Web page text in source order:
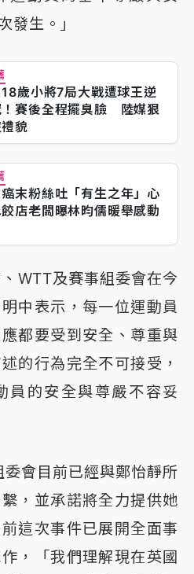
發生。」
歲小將7局大戰遭球王逆
！賽後全程擺臭臉 陸媒狠
貌
末粉絲吐「有生之年」心
店老闆曝林昀儒暖舉感動
WTT及賽事組委會在今
中表示，每一位運動員
都要受到安全、尊重與
的行為完全不可接受，
員的安全與尊嚴不容妥
會目前已經與鄭怡靜所
，並承諾將全力提供她
這次事件已展開全面事
，「我們理解現在英國